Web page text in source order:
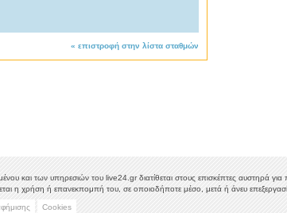
« επιστροφή στην λίστα σταθμών
και των υπηρεσιών του live24.gr διατίθεται στους επισκέπτες αυστηρά
η χρήση ή επανεκπομπή του, σε οποιοδήποτε μέσο, μετά ή άνευ
Cookies